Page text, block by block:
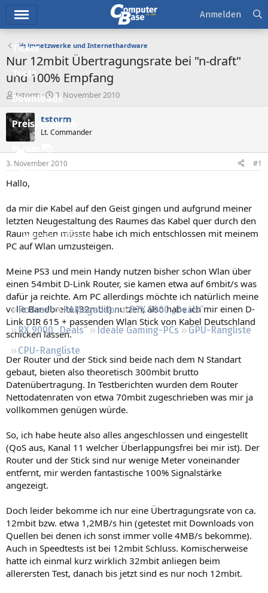
Ticker
Tests
Downloads
Preisvergleich
Forum
Aktuelles
Neue Beiträge
Neueste Aktivitäten
Regeln
Podcast RAMageddon
RTX 5000 „Deals“
RX 9000 „Deals“
Ideale Gaming-PCs
GPU-Rangliste
CPU-Rangliste
Anmelden
Heimnetzwerke und Internethardware
Nur 12mbit Übertragungsrate bei "n-draft"
und 100% Empfang
E
r
s
t
e
l
e
r
tstorm
E
r
s
e
l
t
3. November 2010
tstorm
Lt. Commander
3. November 2010 #1
Hallo,
da mir die Kabel auf den Geist gingen und aufgrund meiner
letzten Neugestaltung des Raumes das Kabel quer durch den
Raum gehen müsste habe ich mich entschlossen mit meinem
PC auf Wlan umzusteigen.
Meine PS3 und mein Handy nutzen bisher schon Wlan über
einen 54mbit D-Link Router, sie kamen etwa auf 6mbit/s was
dafür ja reichte. Am PC allerdings möchte ich natürlich meine
volle Bandbreite (32mbit) nutzen, also habe ich mir einen D-
Link DIR 615 + passenden Wlan Stick von Kabel Deutschland
schicken lassen.
Der Router und der Stick sind beide nach dem N Standart
gebaut, bieten also theoretisch 300mbit brutto
Datenübertragung. In Testberichten wurden dem Router
Nettodatenraten von etwa 70mbit zugeschrieben was mir ja
vollkommen genügen würde.
So, ich habe heute also alles angeschlossen und eingestellt
(QoS aus, Kanal 11 welcher Überlappungsfrei bei mir ist). Der
Router und der Stick sind nur wenige Meter voneinander
entfernt, mir werden fantastische 100% Signalstärke
angezeigt.
Doch leider bekomme ich nur eine Übertragungsrate von ca.
12mbit bzw. etwa 1,2MB/s hin (getestet mit Downloads von
Quellen bei denen ich sonst immer volle 4MB/s bekomme).
Auch in Speedtests ist bei 12mbit Schluss. Komischerweise
hatte ich einmal kurz wirklich 32mbit anliegen beim
allerersten Test, danach bis jetzt sind es nur noch 12mbit.